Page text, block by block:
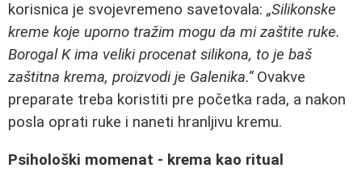
korisnica je svojevremeno savetovala: „Silikonske
kreme koje uporno tražim mogu da mi zaštite ruke.
Borogal K ima veliki procenat silikona, to je baš
zaštitna krema, proizvodi je Galenika.“Ovakve
preparate treba koristiti pre početka rada, a nakon
posla oprati ruke i naneti hranljivu kremu.
Psihološki momenat - krema kao ritual